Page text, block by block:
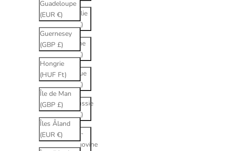
Guadeloupe
(EUR €)
Guernesey
(GBP £)
Hongrie
(HUF Ft)
Île de Man
(GBP £)
Îles Åland
(EUR €)
Australie
(EUR €)
Autriche
(EUR €)
Belgique
(EUR €)
Biélorussie
(EUR €)
Bosnie-
Herzégovine